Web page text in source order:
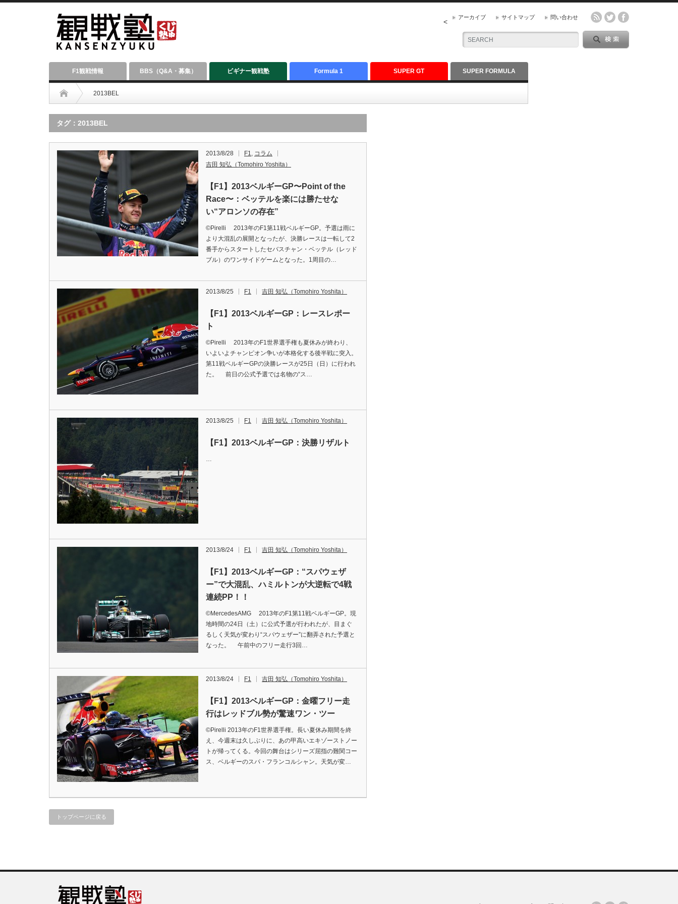
アーカイブ サイトマップ 問い合わせ
<
F1観戦情報 BBS（Q&A・募集） ビギナー観戦塾 Formula 1 SUPER GT SUPER FORMULA
2013BEL
タグ：2013BEL
2013/8/28 F1, コラム
吉田 知弘（Tomohiro Yoshita）
【F1】2013ベルギーGP〜Point of the
Race〜：ベッテルを楽には勝たせな
い“アロンソの存在”
©Pirelli 2013年のF1第11戦ベルギーGP。予選は雨に
より大混乱の展開となったが、決勝レースは一転して2
番手からスタートしたセバスチャン・ベッテル（レッド
ブル）のワンサイドゲームとなった。1周目の…
2013/8/25 F1 吉田 知弘（Tomohiro Yoshita）
【F1】2013ベルギーGP：レースレポー
ト
©Pirelli 2013年のF1世界選手権も夏休みが終わり、
いよいよチャンピオン争いが本格化する後半戦に突入。
第11戦ベルギーGPの決勝レースが25日（日）に行われ
た。 前日の公式予選では名物の“ス…
2013/8/25 F1 吉田 知弘（Tomohiro Yoshita）
【F1】2013ベルギーGP：決勝リザルト
…
2013/8/24 F1 吉田 知弘（Tomohiro Yoshita）
【F1】2013ベルギーGP：“スパウェザ
ー”で大混乱、ハミルトンが大逆転で4戦
連続PP！！
©MercedesAMG 2013年のF1第11戦ベルギーGP。現
地時間の24日（土）に公式予選が行われたが、目まぐ
るしく天気が変わり“スパウェザー”に翻弄された予選と
なった。 午前中のフリー走行3回…
2013/8/24 F1 吉田 知弘（Tomohiro Yoshita）
【F1】2013ベルギーGP：金曜フリー走
行はレッドブル勢が驚速ワン・ツー
©Pirelli 2013年のF1世界選手権。長い夏休み期間を終
え、今週末は久しぶりに、あの甲高いエキゾーストノー
トが帰ってくる。今回の舞台はシリーズ屈指の難関コー
ス、ベルギーのスパ・フランコルシャン。天気が変…
トップページに戻る